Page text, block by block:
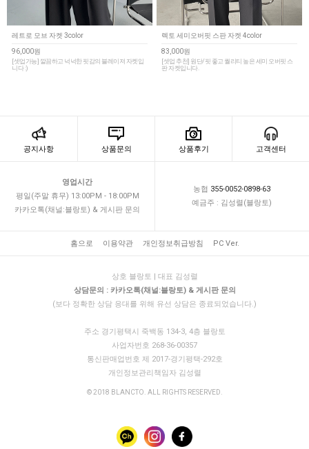
레트로 모브 자켓 3color
96,000원
[셋업가능] 깔끔하고 넉넉한 핏감의 블레이져 자켓입
니다 :)
렉토 세미오버핏 스판 자켓 4color
83,000원
[셋업 추천] 원단/핏 좋고 퀄리티 높은 세미 오버핏 스
판 자켓입니다.
공지사항 상품문의 상품후기 고객센터
영업시간
평일(주말 휴무) 13:00PM - 18:00PM
카카오톡(채널:블랑토) & 게시판 문의
농협 355-0052-0898-63
예금주 : 김성렬(블랑토)
홈으로 이용약관 개인정보취급방침 PC Ver.
상호 블랑토 | 대표 김성렬
상담문의 : 카카오톡(채널:블랑토) & 게시판 문의
(보다 정확한 상담 응대를 위해 유선 상담은 종료되었습니다.)
주소 경기평택시 죽백동 134-3, 4층 블랑토
사업자번호 268-36-00357
통신판매업번호 제 2017-경기평택-292호
개인정보관리책임자 김성렬
© 2018 BLANCTO. ALL RIGHTS RESERVED.